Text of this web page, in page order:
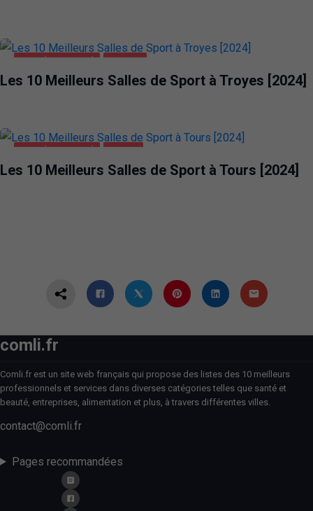
Les 10 Meilleurs Salles de Sport à Troyes [2024]
Les 10 Meilleurs Salles de Sport à Tours [2024]
comli.fr
Comli.fr est un site web français qui propose des listes des 10 meilleurs
professionnels et services dans diverses catégories telles que santé et
beauté, entreprises, alimentation et plus, à travers différentes villes.
contact@comli.fr
Pages recommandées